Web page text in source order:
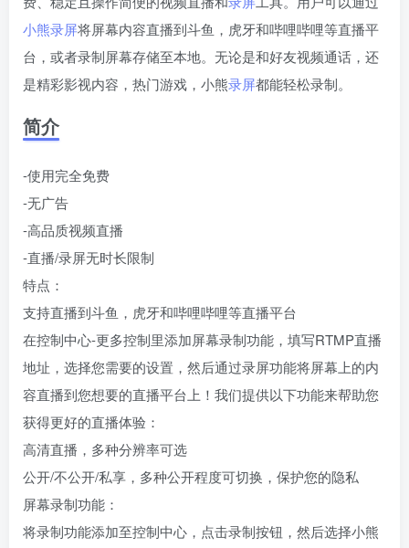
小熊录屏将屏幕内容直播到斗鱼，虎牙和哔哩哔哩等直播平
台，或者录制屏幕存储至本地。无论是和好友视频通话，还
是精彩影视内容，热门游戏，小熊录屏都能轻松录制。
简介
-使用完全免费
-无广告
-高品质视频直播
-直播/录屏无时长限制
特点：
支持直播到斗鱼，虎牙和哔哩哔哩等直播平台
在控制中心-更多控制里添加屏幕录制功能，填写RTMP直播
地址，选择您需要的设置，然后通过录屏功能将屏幕上的内
容直播到您想要的直播平台上！我们提供以下功能来帮助您
获得更好的直播体验：
高清直播，多种分辨率可选
公开/不公开/私享，多种公开程度可切换，保护您的隐私
屏幕录制功能：
将录制功能添加至控制中心，点击录制按钮，然后选择小熊